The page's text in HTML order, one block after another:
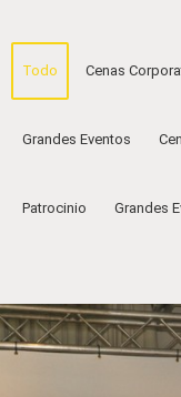
Todo Cenas
Grandes Eventos
Patrocinio Grandes